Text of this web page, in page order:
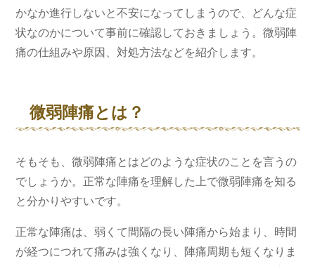
かなか進行しないと不安になってしまうので、どんな症
状なのかについて事前に確認しておきましょう。微弱陣
痛の仕組みや原因、対処方法などを紹介します。
微弱陣痛とは？
そもそも、微弱陣痛とはどのような症状のことを言うの
でしょうか。正常な陣痛を理解した上で微弱陣痛を知る
と分かりやすいです。
正常な陣痛は、弱くて間隔の長い陣痛から始まり、時間
が経つにつれて痛みは強くなり、陣痛周期も短くなりま